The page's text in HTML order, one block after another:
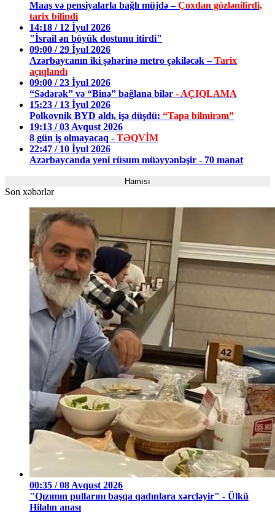
Maaş və pensiyalarla bağlı müjdə –Çoxdan gözlənilirdi,
tarix bilindi
14:18 / 12 İyul 2026
"İsrail ən böyük dostunu itirdi"
09:00 / 29 İyul 2026
Azərbaycanın iki şəhərinə metro çəkiləcək –Tarix
açıqlandı
09:00 / 23 İyul 2026
“Sədərək” və “Binə” bağlana bilər - AÇIQLAMA
15:23 / 13 İyul 2026
Polkovnik BYD aldı, işə düşdü: “Tapa bilmirəm”
19:13 / 03 Avqust 2026
8 gün iş olmayacaq - TƏQVİM
22:47 / 10 İyul 2026
Azərbaycanda yeni rüsum müəyyənləşir - 70 manat
Hamısı
Son xəbərlər
00:35 / 08 Avqust 2026
"Qızımın pullarını başqa qadınlara xərcləyir" - Ülkü
Hilalın anası